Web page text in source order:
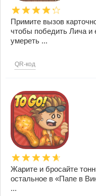
Примите вызов
чтобы победить Лича и
умереть ...
QR-код
Жарите и бросайте
остальное в «Папе в
...